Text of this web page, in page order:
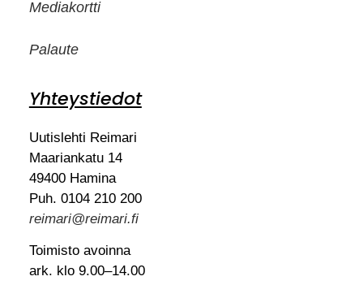
Mediakortti
Palaute
Yhteystiedot
Uutislehti Reimari
Maariankatu 14
49400 Hamina
Puh. 0104 210 200
reimari@reimari.fi
Toimisto avoinna
ark. klo 9.00–14.00